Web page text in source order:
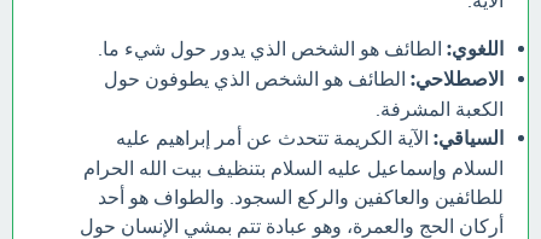
اللغوي: الطائف هو الشخص الذي يدور حول شيء ما.
الاصطلاحي: الطائف هو الشخص الذي يطوفون حول
الكعبة المشرفة.
السياقي: الآية الكريمة تتحدث عن أمر إبراهيم عليه
السلام وإسماعيل عليه السلام بتنظيف بيت الله الحرام
للطائفين والعاكفين والركع السجود. والطواف هو أحد
أركان الحج والعمرة، وهو عبادة تتم بمشي الإنسان حول